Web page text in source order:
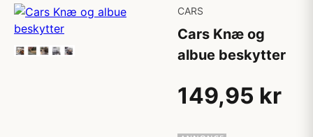
CARS
Cars Knæ og
albue beskytter
149,95 kr